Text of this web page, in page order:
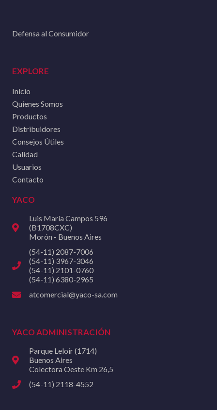
Defensa al Consumidor
EXPLORE
Inicio
Quienes Somos
Productos
Distribuidores
Consejos Útiles
Calidad
Usuarios
Contacto
YACO
Luis María Campos 596
(B1708CXC)
Morón - Buenos Aires
(54-11) 2087-7006
(54-11) 3967-3046
(54-11) 2101-0760
(54-11) 6380-2965
atcomercial@yaco-sa.com
YACO ADMINISTRACIÓN
Parque Leloir (1714)
Buenos Aires
Colectora Oeste Km 26,5
(54-11) 2118-4552